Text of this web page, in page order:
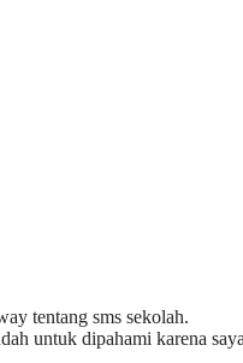
tentang sms sekolah.
untuk dipahami karena